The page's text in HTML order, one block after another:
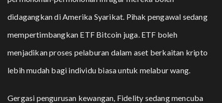
didagangkan di Amerika Syarikat. Pihak pengawal sedang
mempertimbangkan ETF Bitcoin juga. ETF boleh
menjadikan proses pelaburan dalam aset berkaitan kripto
lebih mudah bagi individu biasa untuk melabur wang.
Gergasi pengurusan kewangan, Fidelity sedang mencuba